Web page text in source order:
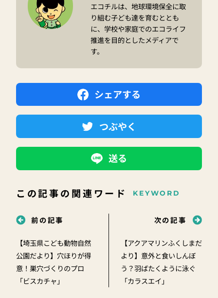
エコチルは、地球環境保全に取
り組む子ども達を育むととも
に、学校や家庭でのエコライフ
推進を目的としたメディアで
す。
シェアする
つぶやく
送る
この記事の関連ワード KEYWORD
前の記事
【埼玉県こども動物自然
公園だより】穴ほりが得
意！巣穴づくりのプロ
「ビスカチャ」
次の記事
【アクアマリンふくしまだ
より】意外と食いしんぼ
う？羽ばたくように泳ぐ
「カラスエイ」